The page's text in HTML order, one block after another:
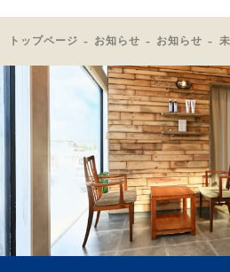
トップページ お知らせ お知らせ